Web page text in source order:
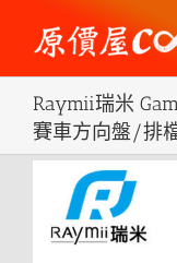
content
Raymii瑞米
賽車方向盤/排
Larger
Image